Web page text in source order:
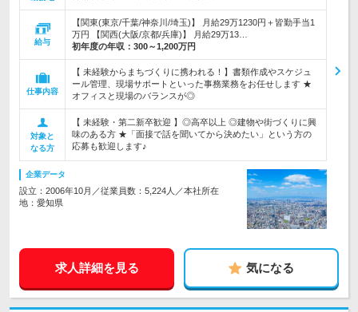
給与
【関東(東京/千葉/神奈川/埼玉)】 月給29万1230円＋皆勤手当1
万円 【関西(大阪/京都/兵庫)】 月給29万13…
初年度の年収： 300～1,200万円
仕事内容
【 未経験からまちづくりに携われる！】書類作成やスケジュ
ール管理、現場サポートといった事務業務をお任せします ★
オフィスと現場のバランスが◎
対象と
なる方
【 未経験・第二新卒歓迎 】◎高卒以上 ◎建物や街づくりに興
味のある方 ★「面接で話を聞いてから決めたい」という方の
応募も歓迎します♪
企業データ
設立：2006年10月／従業員数：5,224人／本社所在
地：愛知県
求人詳細を見る 気になる